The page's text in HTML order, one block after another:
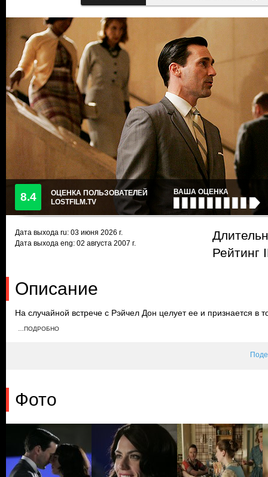
8.4
ОЦЕНКА ПОЛЬЗОВАТЕЛЕЙ
LOSTFILM.TV
ВАША ОЦЕНКА
Дата выхода ru: 03 июня 2026 г.
Дата выхода eng: 02 августа 2007 г.
Рейтинг
Описание
На случайной встрече с Рэйчел Дон целует ее и признается в
устраивают вечеринку в честь ее дня рождения. Соседка Бэтти
…ПОДРОБНО
Фото